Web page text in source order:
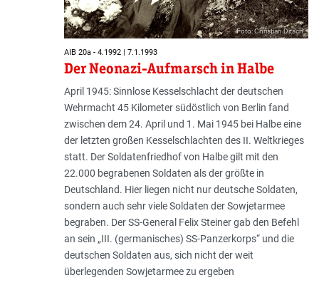
Foto: Christian Ditsch
AIB 20a - 4.1992 | 7.1.1993
Der Neonazi-Aufmarsch in Halbe
April 1945: Sinnlose Kesselschlacht der deutschen
Wehrmacht 45 Kilometer südöstlich von Berlin fand
zwischen dem 24. April und 1. Mai 1945 bei Halbe eine
der letzten großen Kesselschlachten des II. Weltkrieges
statt. Der Soldatenfriedhof von Halbe gilt mit den
22.000 begrabenen Soldaten als der größte in
Deutschland. Hier liegen nicht nur deutsche Soldaten,
sondern auch sehr viele Soldaten der Sowjetarmee
begraben. Der SS-General Felix Steiner gab den Befehl
an sein „III. (germanisches) SS-Panzerkorps“ und die
deutschen Soldaten aus, sich nicht der weit
überlegenden Sowjetarmee zu ergeben